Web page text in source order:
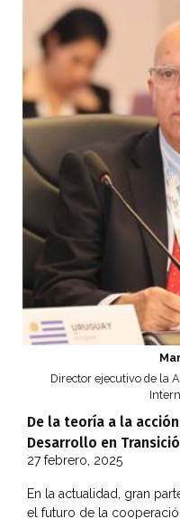
Director ejecutivo de la
De la teoría a la
Desarrollo en
27 febrero, 2025
En la actualidad, gran
el futuro de la